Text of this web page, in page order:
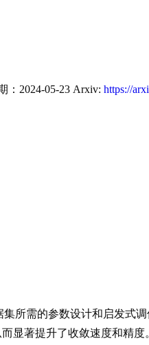
：2024-05-23 Arxiv: https://
所需的参数设计和启发式
显著提升了收敛速度和精度